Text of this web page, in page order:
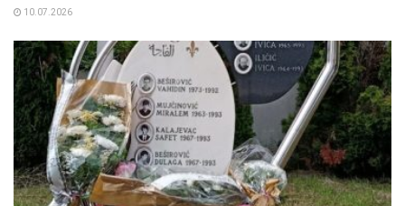
10.07.2026